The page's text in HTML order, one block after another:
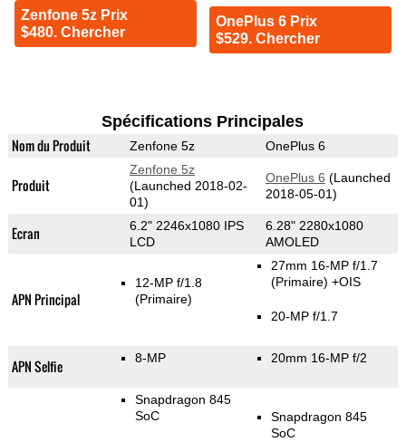
Zenfone 5z Prix
$480. Chercher
OnePlus 6 Prix
$529. Chercher
Spécifications Principales
Nom du Produit Zenfone 5z OnePlus 6
Produit
Zenfone 5z
(Launched 2018-02-
01)
OnePlus 6 (Launched
2018-05-01)
Ecran
6.2" 2246x1080 IPS
LCD
6.28" 2280x1080
AMOLED
APN Principal
12-MP f/1.8
(Primaire)
27mm 16-MP f/1.7
(Primaire) +OIS
20-MP f/1.7
APN Selfie 8-MP 20mm 16-MP f/2
Snapdragon 845
SoC
Snapdragon 845
SoC